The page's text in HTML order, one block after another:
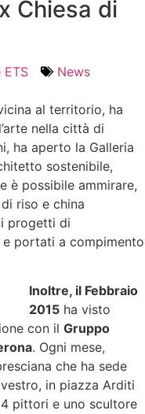
Chiesa di
News
al territorio, ha
nella città di
ha aperto la Galleria
sostenibile,
è possibile ammirare,
riso e china
progetti di
portati a compimento
Inoltre, il Febbraio
2015 ha visto
con il Gruppo
. Ogni mese,
che ha sede
in piazza Arditi
4 pittori e uno scultore